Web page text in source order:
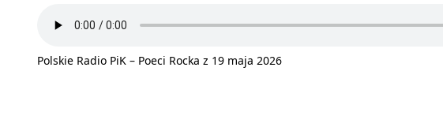
Polskie Radio PiK – Poeci Rocka z 19 maja 2026